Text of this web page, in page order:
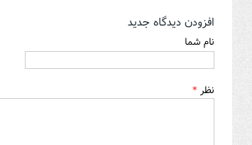
افزودن دیدگاه جدید
نام شما
نظر *